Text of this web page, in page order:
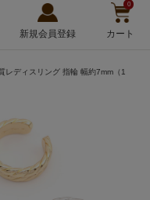
新規会員登録
0
カート
レディスリング 指輪 幅約7mm（1